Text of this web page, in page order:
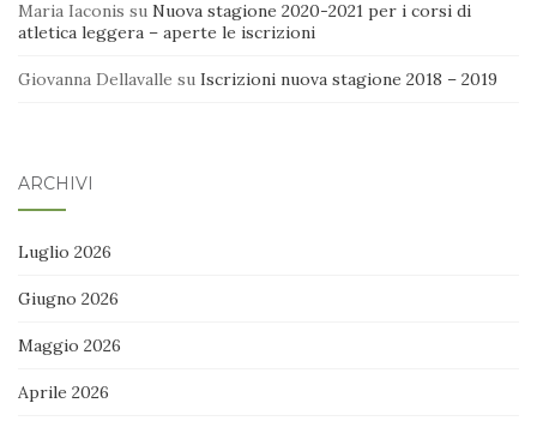
Maria Iaconis su Nuova stagione 2020-2021 per i corsi di
atletica leggera – aperte le iscrizioni
Giovanna Dellavalle su Iscrizioni nuova stagione 2018 – 2019
ARCHIVI
Luglio 2026
Giugno 2026
Maggio 2026
Aprile 2026